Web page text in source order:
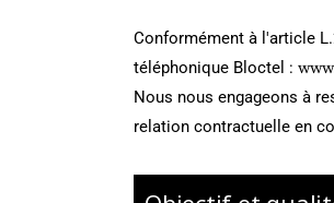
Conformément à l'article
téléphonique Bloctel :
Nous nous engageons à
relation contractuelle en